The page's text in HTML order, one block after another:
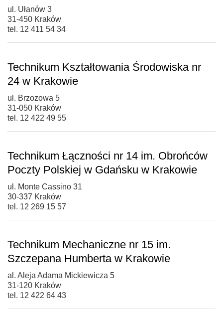
ul. Ułanów 3
31-450 Kraków
tel. 12 411 54 34
Technikum Kształtowania Środowiska nr
24 w Krakowie
ul. Brzozowa 5
31-050 Kraków
tel. 12 422 49 55
Technikum Łączności nr 14 im. Obrońców
Poczty Polskiej w Gdańsku w Krakowie
ul. Monte Cassino 31
30-337 Kraków
tel. 12 269 15 57
Technikum Mechaniczne nr 15 im.
Szczepana Humberta w Krakowie
al. Aleja Adama Mickiewicza 5
31-120 Kraków
tel. 12 422 64 43